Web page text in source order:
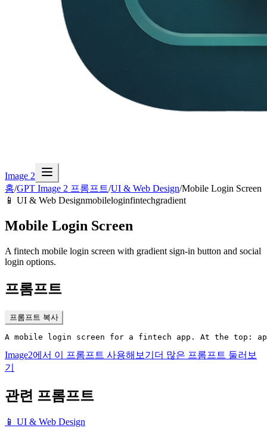
Image 2
홈/GPT Image 2 프롬프트/UI & Web Design/Mobile Login Screen
📱 UI & Web Designmobileloginfintechgradient
Mobile Login Screen
A fintech mobile login screen with gradient sign-in button and social
login options.
프롬프트
프롬프트 복사
A mobile login screen for a fintech app. At the top:
Image2에서 이 프롬프트 사용해보기 더 많은 프롬프트 둘러보
기
관련 프롬프트
📱 UI & Web Design